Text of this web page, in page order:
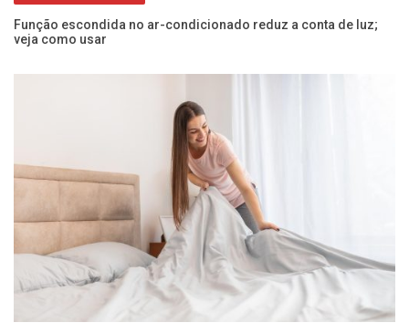
Função escondida no ar-condicionado reduz a conta de luz;
veja como usar